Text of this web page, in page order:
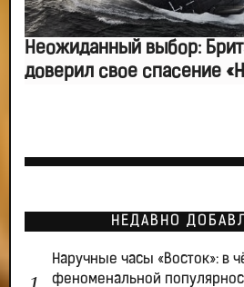
Неожиданный выбор:
доверил свое спасение
НЕДАВНО
Наручные часы «Восток»: в
феноменальной